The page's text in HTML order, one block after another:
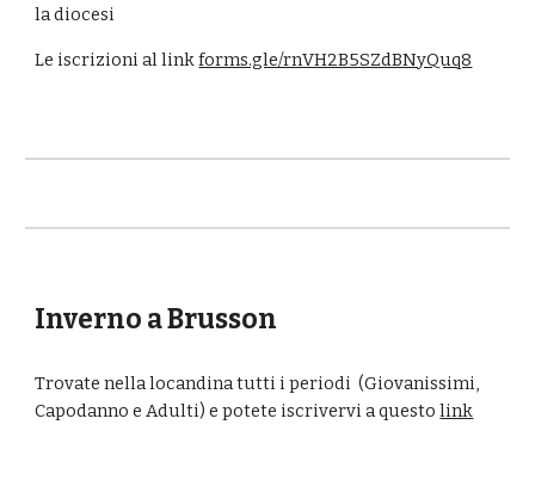
la diocesi
Le iscrizioni al linkforms.gle/rnVH2B5SZdBNyQuq8
Inverno a Brusson
Trovate nella locandina tutti i periodi (Giovanissimi,
Capodanno e Adulti) e potete iscrivervi a questolink